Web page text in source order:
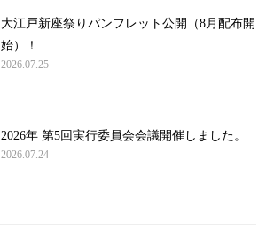
大江戸新座祭りパンフレット公開（8月配布開
始）！
2026.07.25
2026年 第5回実行委員会会議開催しました。
2026.07.24